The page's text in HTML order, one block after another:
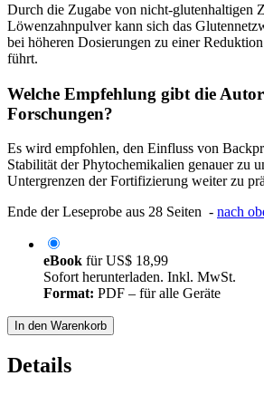
Durch die Zugabe von nicht-glutenhaltigen
Löwenzahnpulver kann sich das
bei höheren Dosierungen zu einer
führt.
Welche Empfehlung gibt die
Forschungen?
Es wird empfohlen, den Einfluss von
Stabilität der Phytochemikalien genauer zu
Untergrenzen der Fortifizierung weiter zu
Ende der Leseprobe aus 28 Seiten - nach
eBook fürUS$ 18,99
Sofort herunterladen. Inkl. MwSt.
Format: PDF – für alle Geräte
In den Warenkorb
Details